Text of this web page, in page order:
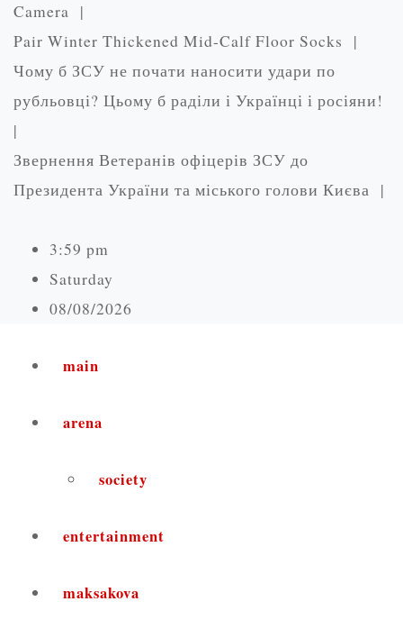
Camera |
Pair Winter Thickened Mid-Calf Floor Socks |
Чому б ЗСУ не почати наносити удари по
рубльовці? Цьому б раділи і Українці і росіяни!
|
Звернення Ветеранів офіцерів ЗСУ до
Президента України та міського голови Києва |
3:59 pm
Saturday
08/08/2026
main
arena
society
entertainment
maksakova